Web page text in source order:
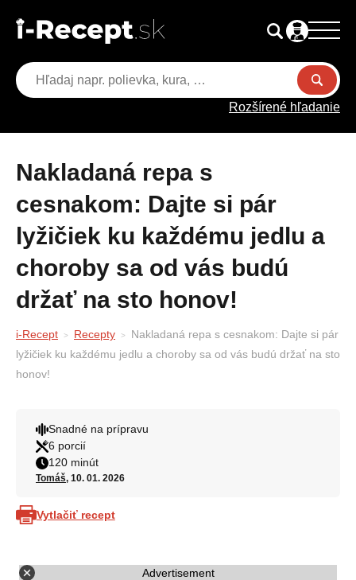
Rozšírené hľadanie
Nakladaná repa s
cesnakom: Dajte si pár
lyžičiek ku každému jedlu a
choroby sa od vás budú
držať na sto honov!
i-Recept Recepty
Nakladaná repa s cesnakom: Dajte si pár
lyžičiek ku každému jedlu a choroby sa od vás budú držať na sto
honov!
Snadné na prípravu
6 porcií
120 minút
Tomáš, 10. 01. 2026
Vytlačiť recept
Advertisement